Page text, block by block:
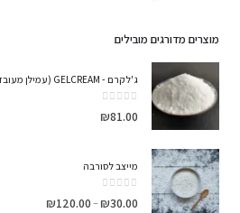
מוצרים מדורגים מובילים
ג'ל קרם - GELCREAM (עמילן מעובד)
0
out of 5
₪81.00
מייצב לסורבה
0
out of 5
₪30.00
–
₪120.00